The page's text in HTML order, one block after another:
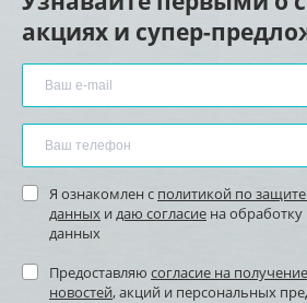
акциях и супер-
Я ознакомлен с политикой по
данных и даю согласие на
данных
Предоставляю согласие на
новостей, акций и персональных